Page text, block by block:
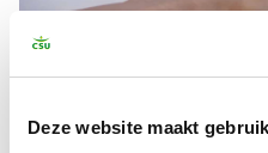
Deze website maakt
De CSU Innovatie Award